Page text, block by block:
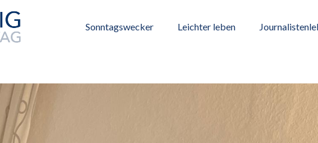
Sonntagswecker Leichter leben